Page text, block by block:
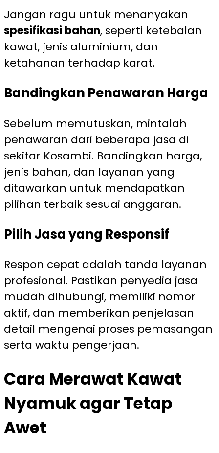
Jangan ragu untuk menanyakan
spesifikasi bahan, seperti ketebalan
kawat, jenis aluminium, dan
ketahanan terhadap karat.
Bandingkan Penawaran Harga
Sebelum memutuskan, mintalah
penawaran dari beberapa jasa di
sekitar Kosambi. Bandingkan harga,
jenis bahan, dan layanan yang
ditawarkan untuk mendapatkan
pilihan terbaik sesuai anggaran.
Pilih Jasa yang Responsif
Respon cepat adalah tanda layanan
profesional. Pastikan penyedia jasa
mudah dihubungi, memiliki nomor
aktif, dan memberikan penjelasan
detail mengenai proses pemasangan
serta waktu pengerjaan.
Cara Merawat Kawat
Nyamuk agar Tetap
Awet